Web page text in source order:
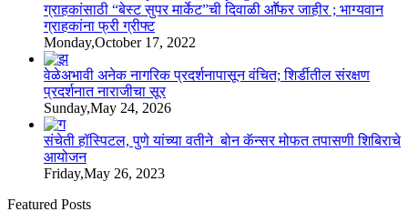
ग्राहकांसाठी “बेस्ट सुपर मार्केट”ची दिवाळी आॕफर जाहीर ; भाग्यवान
ग्राहकांना फ्री ग्रीफ्ट
Monday,October 17, 2022
वेळेअभावी अनेक नागरिक प्रदर्शनापासून वंचित; शिर्डीतील संरक्षण
प्रदर्शनात नाराजीचा सूर
Sunday,May 24, 2026
संचेती हॉस्पिटल, पुणे यांच्या वतीने बोन कॅन्सर मोफत तपासणी शिबिराचे
आयोजन
Friday,May 26, 2023
Featured Posts